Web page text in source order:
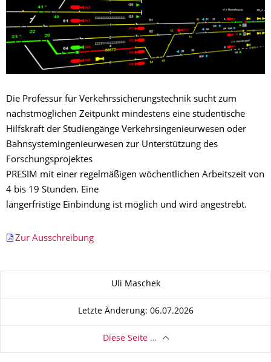
Die Professur für Verkehrssicherungstechnik sucht zum
nächstmöglichen Zeitpunkt mindestens eine studentische
Hilfskraft der Studiengänge Verkehrsingenieurwesen oder
Bahnsystemingenieurwesen zur Unterstützung des
Forschungsprojektes
PRESIM mit einer regelmäßigen wöchentlichen Arbeitszeit von
4 bis 19 Stunden. Eine
längerfristige Einbindung ist möglich und wird angestrebt.
Zur Ausschreibung
Uli Maschek
Letzte Änderung: 06.07.2026
Diese Seite …